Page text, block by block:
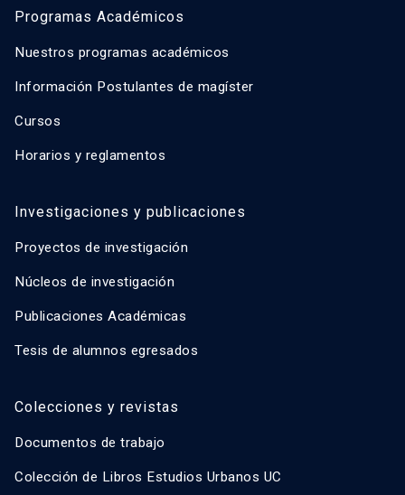
Programas Académicos
Nuestros programas académicos
Información Postulantes de magíster
Cursos
Horarios y reglamentos
Investigaciones y publicaciones
Proyectos de investigación
Núcleos de investigación
Publicaciones Académicas
Tesis de alumnos egresados
Colecciones y revistas
Documentos de trabajo
Colección de Libros Estudios Urbanos UC